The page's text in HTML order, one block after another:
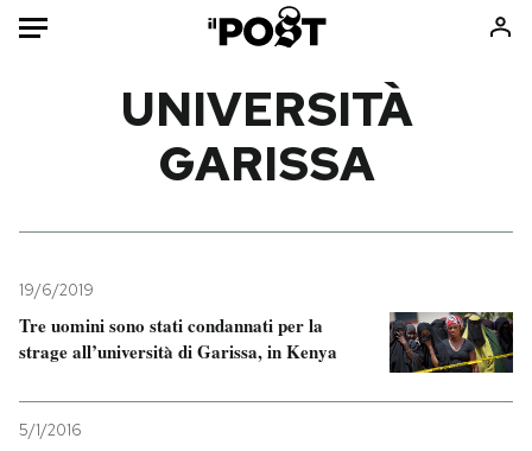
Mondo
Tecnologia
Internet
Cultura
Economia
Libri
Ok Boomer!
Europa
UNIVERSITÀ
GARISSA
19/6/2019
Tre uomini sono stati condannati per la
strage all’università di Garissa, in Kenya
5/1/2016